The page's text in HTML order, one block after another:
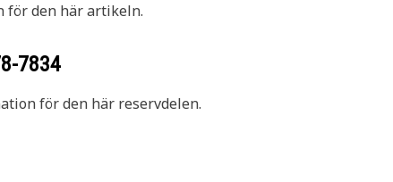
för den här artikeln.
7834
för den här reservdelen.